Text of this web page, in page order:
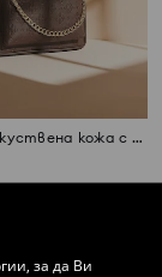
за да Ви
Раница от изкуствена кожа с релефен монограм